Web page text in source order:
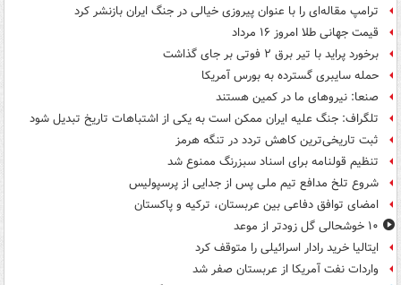
ترامپ مقاله‌ای را با عنوان پیروزی خیالی در جنگ ایران بازنشر کرد
قیمت جهانی طلا امروز ۱۶ مرداد
برخورد پراید با تیر برق ۲ فوتی بر جای گذاشت
حمله سایبری گسترده به بورس آمریکا
صنعا: نیروهای ما در کمین‌ هستند
تلگراف: جنگ علیه ایران ممکن است به یکی از اشتباهات تاریخ تبدیل شود
ثبت تاریخی‌ترین کاهش تردد در تنگه هرمز
تنظیم قولنامه برای اسناد سبزرنگ ممنوع شد
شروع تلخ مدافع تیم ملی پس از جدایی از پرسپولیس
امضای توافق دفاعی بین عربستان، ترکیه و پاکستان
۱۰ خوشحالی گل زودتر از موعد
ایتالیا خرید رادار اسرائیلی را متوقف کرد
واردات نفت آمریکا از عربستان صفر شد